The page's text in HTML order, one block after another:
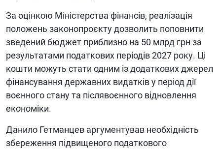
За оцінкою Міністерства фінансів, реалізація
положень законопроєкту дозволить поповнити
зведений бюджет приблизно на 50 млрд грн за
результатами податкових періодів 2027 року. Ці
кошти можуть стати одним із додаткових джерел
фінансування державних видатків у період дії
воєнного стану та післявоєнного відновлення
економіки.
Данило Гетманцев аргументував необхідність
збереження підвищеного податкового